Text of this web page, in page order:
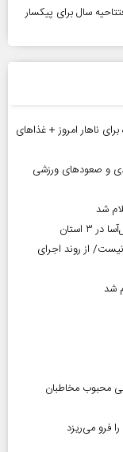
و ساده برای ناهار امروز + غذاهای
و صعودهای ورزشی
شد
از روند اجرای
شد
محبوب مخاطبان
فرو می‌ریزد